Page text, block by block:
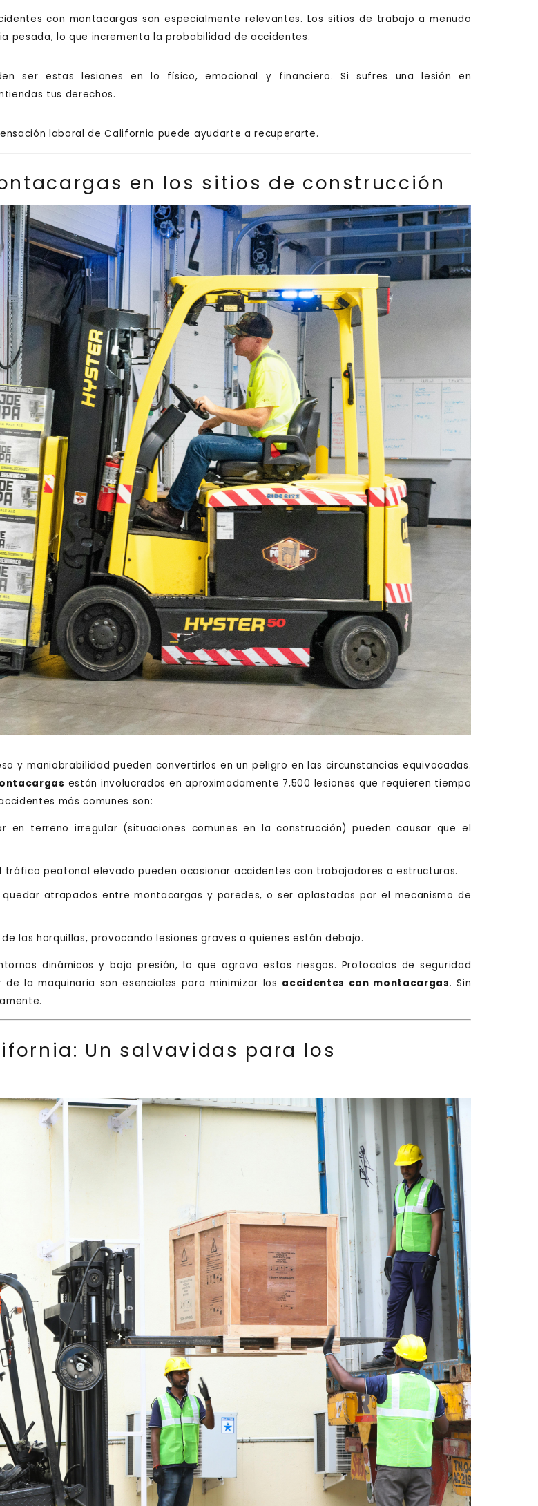
con montacargas son especialmente relevantes. Los sitios de trabajo a menudo
pesada, lo que incrementa la probabilidad de accidentes.
ser estas lesiones en lo físico, emocional y financiero. Si sufres una lesión en
tus derechos.
laboral de California puede ayudarte a recuperarte.
en los sitios de construcción
y maniobrabilidad pueden convertirlos en un peligro en las circunstancias equivocadas.
están involucrados en aproximadamente 7,500 lesiones que requieren tiempo
más comunes son:
en terreno irregular (situaciones comunes en la construcción) pueden causar que el
tráfico peatonal elevado pueden ocasionar accidentes con trabajadores o estructuras.
atrapados entre montacargas y paredes, o ser aplastados por el mecanismo de
las horquillas, provocando lesiones graves a quienes están debajo.
dinámicos y bajo presión, lo que agrava estos riesgos. Protocolos de seguridad
la maquinaria son esenciales para minimizar los accidentes con montacargas. Sin
Un salvavidas para los